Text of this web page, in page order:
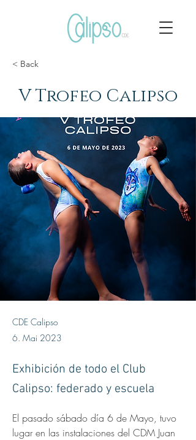
< Back
V Trofeo Calipso
CDE Calipso
6. Mai 2023
Exhibición de todo el Club
Calipso: federado y escuela
El pasado sábado día 6 de Mayo, tuvo
lugar en las instalaciones del CDM Juan